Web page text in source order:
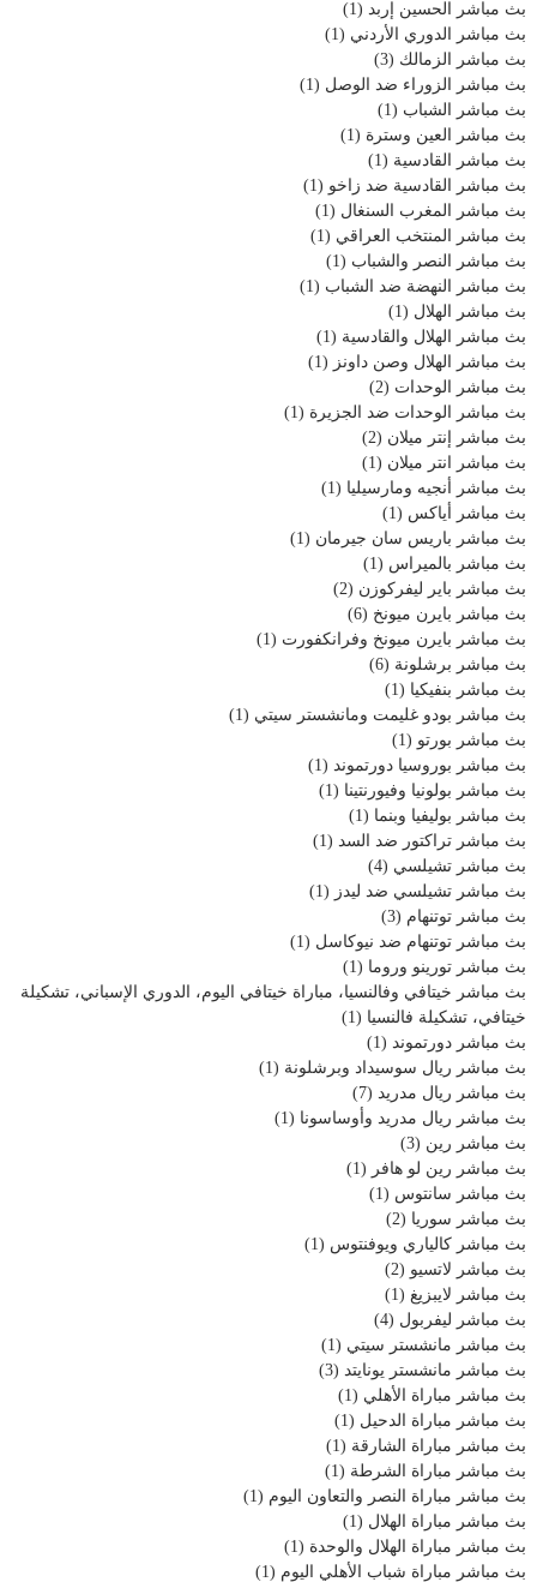
بث مباشر الحسين إربد (1)
بث مباشر الدوري الأردني (1)
بث مباشر الزمالك (3)
بث مباشر الزوراء ضد الوصل (1)
بث مباشر الشباب (1)
بث مباشر العين وسترة (1)
بث مباشر القادسية (1)
بث مباشر القادسية ضد زاخو (1)
بث مباشر المغرب السنغال (1)
بث مباشر المنتخب العراقي (1)
بث مباشر النصر والشباب (1)
بث مباشر النهضة ضد الشباب (1)
بث مباشر الهلال (1)
بث مباشر الهلال والقادسية (1)
بث مباشر الهلال وصن داونز (1)
بث مباشر الوحدات (2)
بث مباشر الوحدات ضد الجزيرة (1)
بث مباشر إنتر ميلان (2)
بث مباشر انتر ميلان (1)
بث مباشر أنجيه ومارسيليا (1)
بث مباشر أياكس (1)
بث مباشر باريس سان جيرمان (1)
بث مباشر بالميراس (1)
بث مباشر باير ليفركوزن (2)
بث مباشر بايرن ميونخ (6)
بث مباشر بايرن ميونخ وفرانكفورت (1)
بث مباشر برشلونة (6)
بث مباشر بنفيكيا (1)
بث مباشر بودو غليمت ومانشستر سيتي (1)
بث مباشر بورتو (1)
بث مباشر بوروسيا دورتموند (1)
بث مباشر بولونيا وفيورنتينا (1)
بث مباشر بوليفيا وبنما (1)
بث مباشر تراكتور ضد السد (1)
بث مباشر تشيلسي (4)
بث مباشر تشيلسي ضد ليدز (1)
بث مباشر توتنهام (3)
بث مباشر توتنهام ضد نيوكاسل (1)
بث مباشر تورينو وروما (1)
بث مباشر خيتافي وفالنسيا، مباراة خيتافي اليوم، الدوري الإسباني، تشكيلة
خيتافي، تشكيلة فالنسيا (1)
بث مباشر دورتموند (1)
بث مباشر ريال سوسيداد وبرشلونة (1)
بث مباشر ريال مدريد (7)
بث مباشر ريال مدريد وأوساسونا (1)
بث مباشر رين (3)
بث مباشر رين لو هافر (1)
بث مباشر سانتوس (1)
بث مباشر سوريا (2)
بث مباشر كالياري ويوفنتوس (1)
بث مباشر لاتسيو (2)
بث مباشر لايبزيغ (1)
بث مباشر ليفربول (4)
بث مباشر مانشستر سيتي (1)
بث مباشر مانشستر يونايتد (3)
بث مباشر مباراة الأهلي (1)
بث مباشر مباراة الدحيل (1)
بث مباشر مباراة الشارقة (1)
بث مباشر مباراة الشرطة (1)
بث مباشر مباراة النصر والتعاون اليوم (1)
بث مباشر مباراة الهلال (1)
بث مباشر مباراة الهلال والوحدة (1)
بث مباشر مباراة شباب الأهلي اليوم (1)